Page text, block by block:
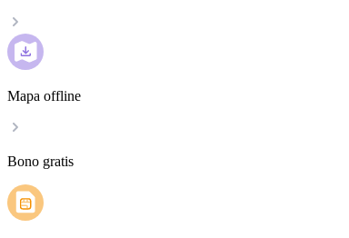
Mapa offline
Bono gratis